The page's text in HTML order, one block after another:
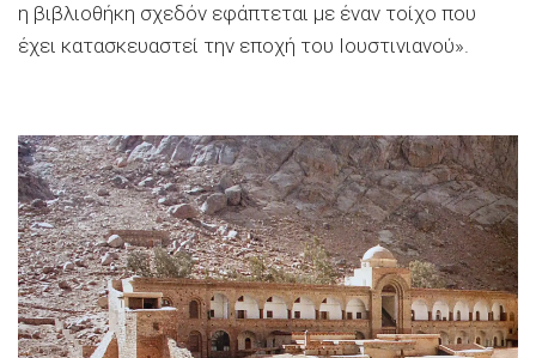
η βιβλιοθήκη σχεδόν εφάπτεται με έναν τοίχο που
έχει κατασκευαστεί την εποχή του Ιουστινιανού».